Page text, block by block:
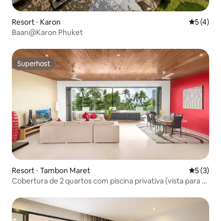
Resort ⋅ Karon 5 de
5 (4)
Baan@Karon Phuket
Superhost
Superhost
Resort ⋅ Tambon Maret 5 de
5 (3)
Cobertura de 2 quartos com piscina privativa (vista para o